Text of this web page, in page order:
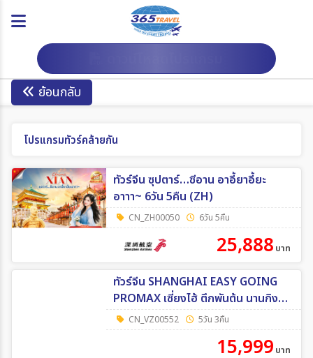
ย้อนกลับ
โปรแกรมทัวร์คล้ายกัน
ทัวร์จีน ซุปตาร์…ซีอาน อาอี้ยาอี้ยะ
อาาา~ 6วัน 5คืน (ZH)
CN_ZH00050 6วัน 5คืน
25,888 บาท
ทัวร์จีน SHANGHAI EASY GOING
PROMAX เซี่ยงไฮ้ ตึกพันต้น นานกิง
ลง2ร้าน 5วัน 3คืน (VZ)
CN_VZ00552 5วัน 3คืน
15,999 บาท